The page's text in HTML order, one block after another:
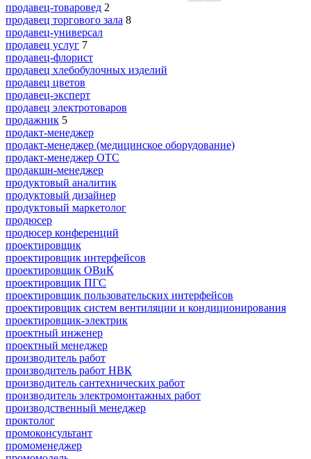
продавец-товаровед 2
продавец торгового зала 8
продавец-универсал
продавец услуг 7
продавец-флорист
продавец хлебобулочных изделий
продавец цветов
продавец-эксперт
продавец электротоваров
продажник 5
продакт-менеджер
продакт-менеджер (медицинское оборудование)
продакт-менеджер ОТС
продакшн-менеджер
продуктовый аналитик
продуктовый дизайнер
продуктовый маркетолог
продюсер
продюсер конференций
проектировщик
проектировщик интерфейсов
проектировщик ОВиК
проектировщик ПГС
проектировщик пользовательских интерфейсов
проектировщик систем вентиляции и кондиционирования
проектировщик-электрик
проектный инженер
проектный менеджер
производитель работ
производитель работ НВК
производитель сантехнических работ
производитель электромонтажных работ
производственный менеджер
проктолог
промоконсультант
промоменеджер